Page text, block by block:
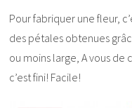
Pour fabriquer une fleur,
des pétales obtenues
ou moins large, A vous
c’est fini! Facile!